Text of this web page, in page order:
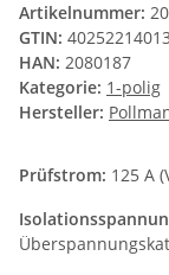
Artikelnummer:
GTIN:
HAN: 2080187
Kategorie: 1-polig
Hersteller:
Prüfstrom: 125 A